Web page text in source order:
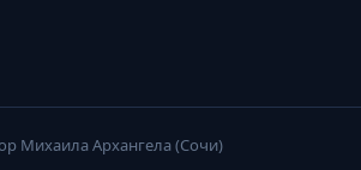
Михаила Архангела (Сочи)